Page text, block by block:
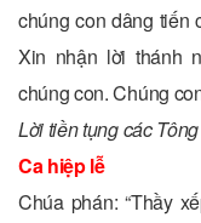
chúng con dâng tiến
Xin nhận lời thánh
chúng con. Chúng
Lời tiền tụng các
Ca hiệp lễ
Chúa phán: “Thầy